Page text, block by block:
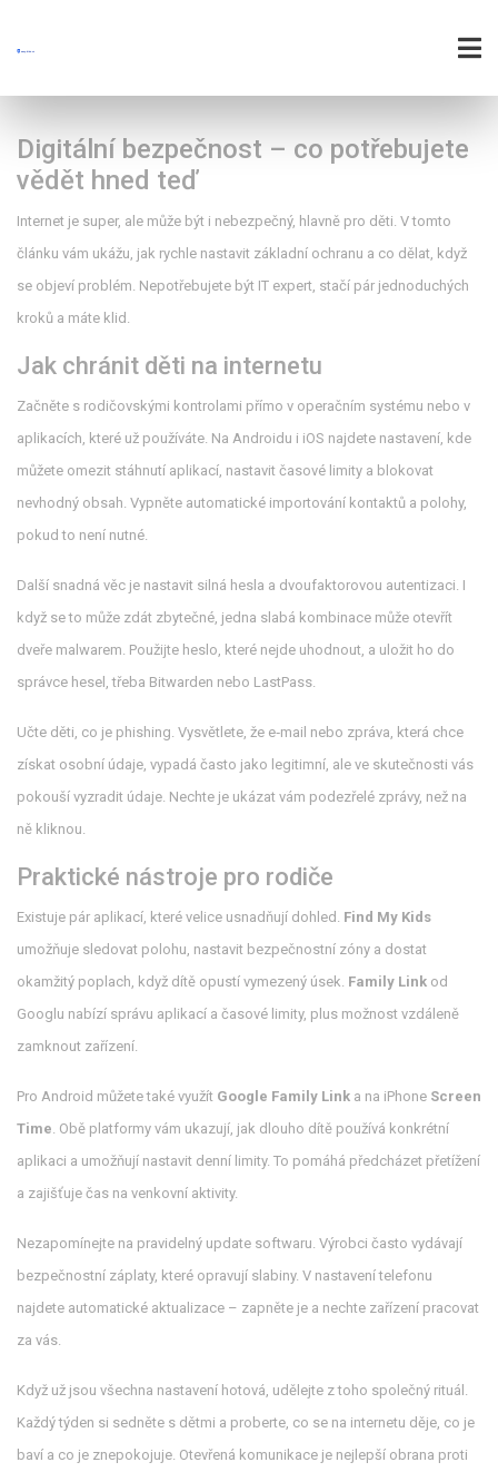
Digitální bezpečnost – co potřebujete
vědět hned teď
Internet je super, ale může být i nebezpečný, hlavně pro děti. V tomto
článku vám ukážu, jak rychle nastavit základní ochranu a co dělat, když
se objeví problém. Nepotřebujete být IT expert, stačí pár jednoduchých
kroků a máte klid.
Jak chránit děti na internetu
Začněte s rodičovskými kontrolami přímo v operačním systému nebo v
aplikacích, které už používáte. Na Androidu i iOS najdete nastavení, kde
můžete omezit stáhnutí aplikací, nastavit časové limity a blokovat
nevhodný obsah. Vypněte automatické importování kontaktů a polohy,
pokud to není nutné.
Další snadná věc je nastavit silná hesla a dvoufaktorovou autentizaci. I
když se to může zdát zbytečné, jedna slabá kombinace může otevřít
dveře malwarem. Použijte heslo, které nejde uhodnout, a uložit ho do
správce hesel, třeba Bitwarden nebo LastPass.
Učte děti, co je phishing. Vysvětlete, že e‑mail nebo zpráva, která chce
získat osobní údaje, vypadá často jako legitimní, ale ve skutečnosti vás
pokouší vyzradit údaje. Nechte je ukázat vám podezřelé zprávy, než na
ně kliknou.
Praktické nástroje pro rodiče
Existuje pár aplikací, které velice usnadňují dohled. Find My Kids
umožňuje sledovat polohu, nastavit bezpečnostní zóny a dostat
okamžitý poplach, když dítě opustí vymezený úsek. Family Link od
Googlu nabízí správu aplikací a časové limity, plus možnost vzdáleně
zamknout zařízení.
Pro Android můžete také využít Google Family Link a na iPhone Screen
Time. Obě platformy vám ukazují, jak dlouho dítě používá konkrétní
aplikaci a umožňují nastavit denní limity. To pomáhá předcházet přetížení
a zajišťuje čas na venkovní aktivity.
Nezapomínejte na pravidelný update softwaru. Výrobci často vydávají
bezpečnostní záplaty, které opravují slabiny. V nastavení telefonu
najdete automatické aktualizace – zapněte je a nechte zařízení pracovat
za vás.
Když už jsou všechna nastavení hotová, udělejte z toho společný rituál.
Každý týden si sedněte s dětmi a proberte, co se na internetu děje, co je
baví a co je znepokojuje. Otevřená komunikace je nejlepší obrana proti